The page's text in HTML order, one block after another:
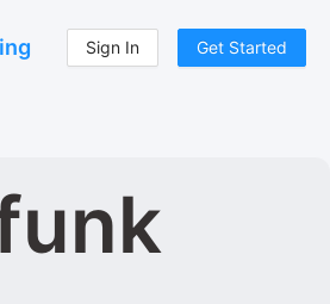
Sign In Get Started